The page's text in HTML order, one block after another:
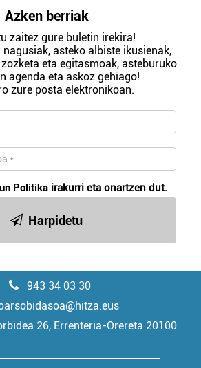
Azken berriak
zaitez gure buletin irekira!
asteko albiste ikusienak,
eta egitasmoak, asteburuko
agenda eta askoz gehiago!
zure posta elektronikoan.
Politika irakurri eta onartzen dut.
Harpidetu
943 34 03 30
26, Errenteria-Orereta 20100